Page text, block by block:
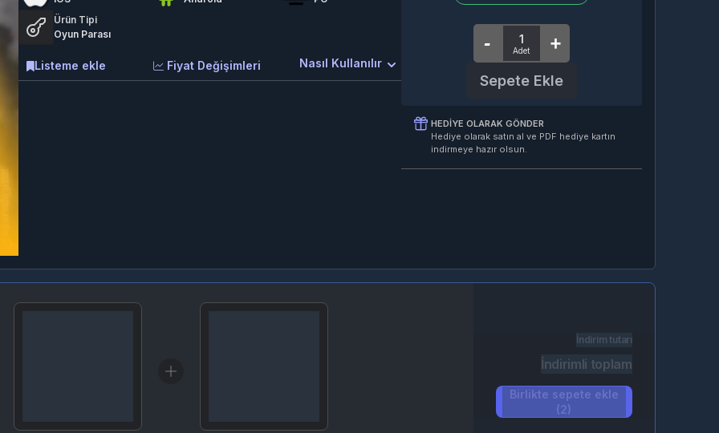
Ürün Tipi
Oyun Parası
Nasıl Kullanılır
Fiyat Değişimleri
Listeme ekle
Sepete Ekle
HEDIYE OLARAK GÖNDER
Hediye olarak satın al ve PDF hediye kartın
indirmeye hazır olsun.
İndirim tutarı
İndirimli toplam
Birlikte sepete ekle
(2)